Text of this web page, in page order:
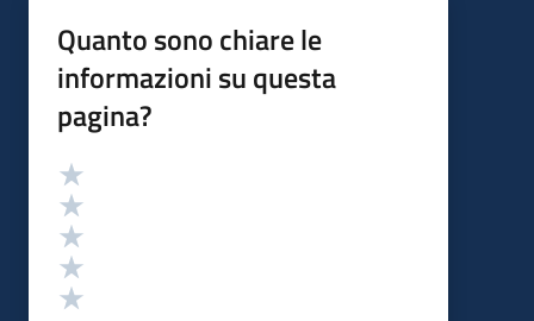
Quanto sono chiare le
informazioni su questa
pagina?
Valutazione